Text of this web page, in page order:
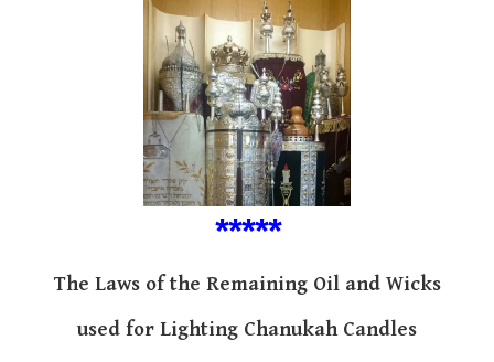
*****
The Laws of the Remaining Oil and Wicks
used for Lighting Chanukah Candles